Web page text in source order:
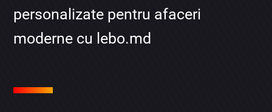
personalizate pentru afaceri
moderne cu lebo.md